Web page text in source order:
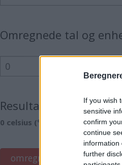
If you wish
sensitive
confirm
continue
information
further
Omregnede tal og
Resultat
0 celsius (°c) = 0 celsius (°c)
omregne Klar